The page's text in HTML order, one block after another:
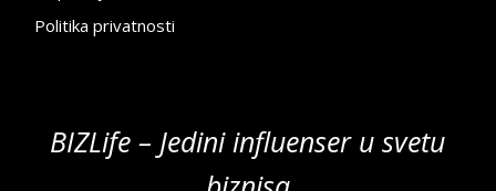
Politika privatnosti
BIZLife – Jedini influenser u svetu